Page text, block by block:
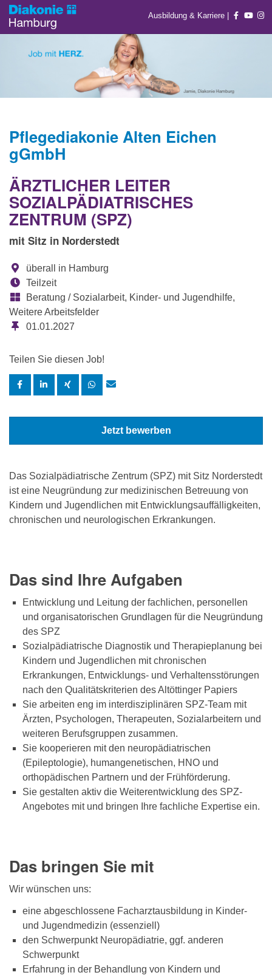
Ausbildung & Karriere |
Pflegediakonie Alten Eichen
gGmbH
ÄRZTLICHER LEITER
SOZIALPÄDIATRISCHES
ZENTRUM (SPZ)
mit Sitz in Norderstedt
überall in Hamburg
Teilzeit
Beratung / Sozialarbeit, Kinder- und Jugendhilfe,
Weitere Arbeitsfelder
01.01.2027
Teilen Sie diesen Job!
Jetzt bewerben
Das Sozialpädiatrische Zentrum (SPZ) mit Sitz Norderstedt
ist eine Neugründung zur medizinischen Betreuung von
Kindern und Jugendlichen mit Entwicklungsauffälligkeiten,
chronischen und neurologischen Erkrankungen.
Das sind Ihre Aufgaben
Entwicklung und Leitung der fachlichen, personellen
und organisatorischen Grundlagen für die Neugründung
des SPZ
Sozialpädiatrische Diagnostik und Therapieplanung bei
Kindern und Jugendlichen mit chronischen
Erkrankungen, Entwicklungs- und Verhaltensstörungen
nach den Qualitätskriterien des Altöttinger Papiers
Sie arbeiten eng im interdisziplinären SPZ-Team mit
Ärzten, Psychologen, Therapeuten, Sozialarbeitern und
weiteren Berufsgruppen zusammen.
Sie kooperieren mit den neuropädiatrischen
(Epileptologie), humangenetischen, HNO und
orthopädischen Partnern und der Frühförderung.
Sie gestalten aktiv die Weiterentwicklung des SPZ-
Angebotes mit und bringen Ihre fachliche Expertise ein.
Das bringen Sie mit
Wir wünschen uns:
eine abgeschlossene Facharztausbildung in Kinder-
und Jugendmedizin (essenziell)
den Schwerpunkt Neuropädiatrie, ggf. anderen
Schwerpunkt
Erfahrung in der Behandlung von Kindern und